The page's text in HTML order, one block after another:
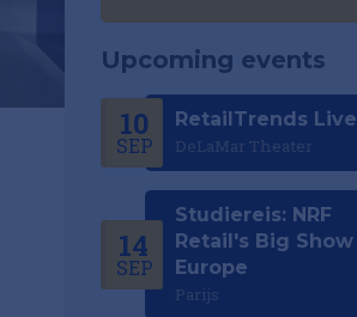
Upcoming events
10
SEP
RetailTrends Live
DeLaMar Theater
14
SEP
Studiereis: NRF
Retail's Big Show
Europe
Parijs